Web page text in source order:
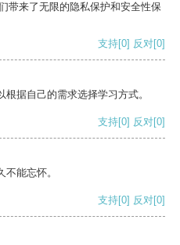
带来了无限的隐私保护和安全性保
支持[0] 反对[0]
据自己的需求选择学习方式。
支持[0] 反对[0]
能忘怀。
支持[0] 反对[0]